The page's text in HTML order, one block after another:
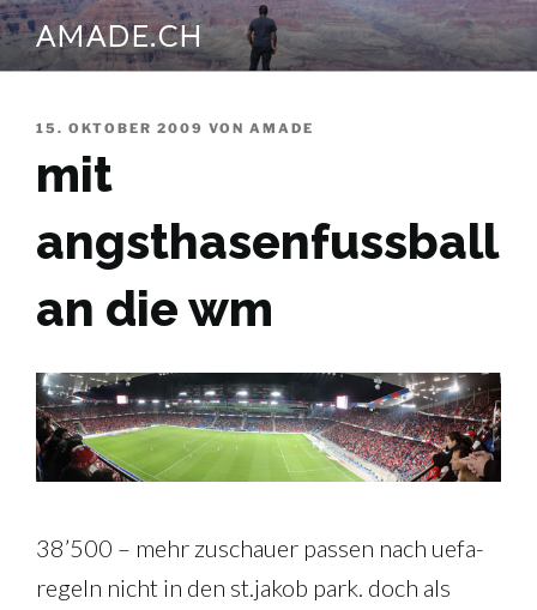
Zum
Inhalt
springen
AMADE.CH
VERÖFFENTLICHT
15. OKTOBER 2009 VON AMADE
mit
angsthasenfussball
an die wm
38’500 – mehr zuschauer passen nach uefa-
regeln nicht in den st.jakob park. doch als